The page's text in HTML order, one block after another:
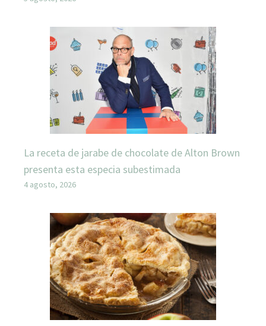
La receta de jarabe de chocolate de Alton Brown
presenta esta especia subestimada
4 agosto, 2026